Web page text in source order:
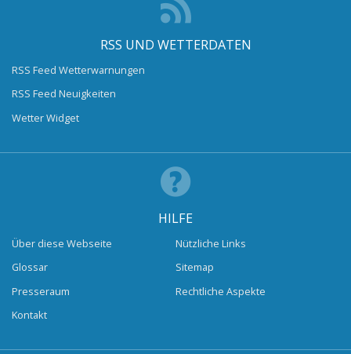
RSS UND WETTERDATEN
RSS Feed Wetterwarnungen
RSS Feed Neuigkeiten
Wetter Widget
HILFE
Über diese Webseite
Glossar
Presseraum
Kontakt
Nützliche Links
Sitemap
Rechtliche Aspekte